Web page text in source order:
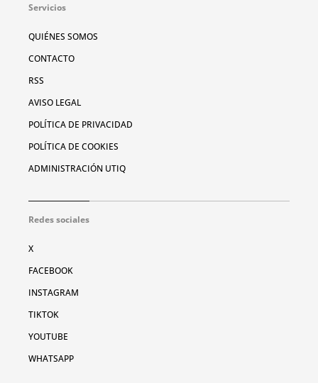
Servicios
QUIÉNES SOMOS
CONTACTO
RSS
AVISO LEGAL
POLÍTICA DE PRIVACIDAD
POLÍTICA DE COOKIES
ADMINISTRACIÓN UTIQ
Redes sociales
X
FACEBOOK
INSTAGRAM
TIKTOK
YOUTUBE
WHATSAPP